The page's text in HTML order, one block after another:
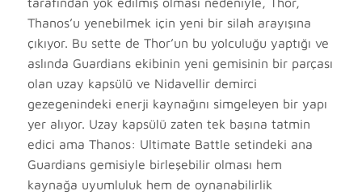
Thanos’u yenebilmek için yeni bir silah arayışına
çıkıyor. Bu sette de Thor’un bu yolculuğu yaptığı ve
aslında Guardians ekibinin yeni gemisinin bir parçası
olan uzay kapsülü ve Nidavellir demirci
gezegenindeki enerji kaynağını simgeleyen bir yapı
yer alıyor. Uzay kapsülü zaten tek başına tatmin
edici ama Thanos: Ultimate Battle setindeki ana
Guardians gemisiyle birleşebilir olması hem
kaynağa uyumluluk hem de oynanabilirlik